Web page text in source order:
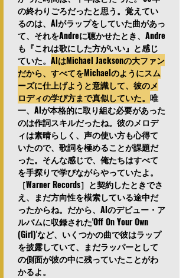
の終わりごろだったと思う。覚えてい
るのは、Alがラップをしていた曲があっ
て、それをAndreに聴かせたとき、Andre
も『これは歌にした方がいい』と感じ
ていた。 AlはMichael Jacksonの大ファン
だから、すべてをMichaelのようにスム
ーズに仕上げようと意識して、彼のメ
ロディの学び方まで真似していた。 唯
一、Alが本格的に取り組む必要があった
のは作詞スキルだったね。彼のメロデ
ィは素晴らしく、声の使い方も心得て
いたので、歌詞を極めることが課題だ
った。そんな感じで、俺たちはすべて
を手探りで学びながらやっていたよ。
［Warner Records］と契約したときでさ
え、まだ方向性を模索している途中だ
ったからね。だから、Alのデビュー・ア
ルバムに収録された'Off On Your Own
(Girl)'など、いくつかの曲で彼はラップ
を披露していて、まだラッパーとして
の側面が彼の中に残っていたことがわ
かるよ。